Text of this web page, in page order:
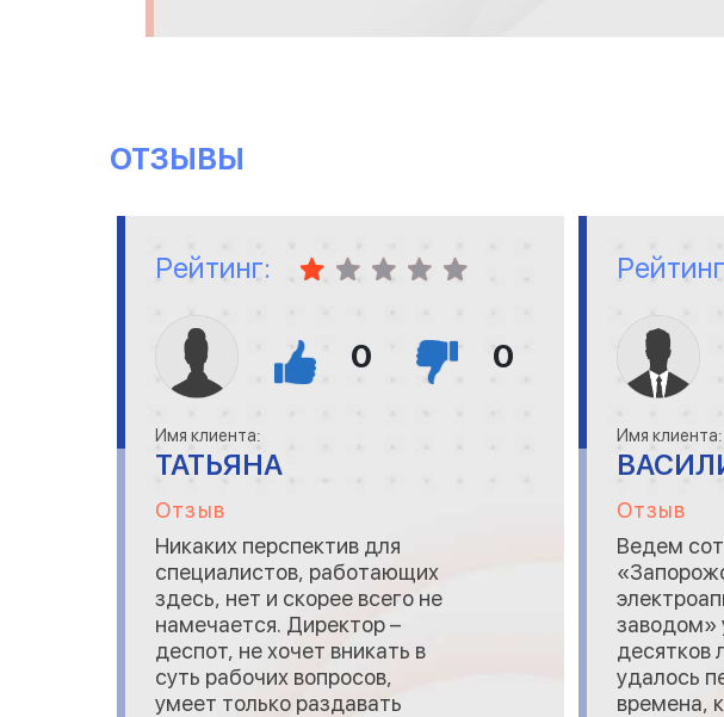
ОТЗЫВЫ
Рейтинг:
0 0
Имя клиента:
ТАТЬЯНА
Отзыв
Никаких перспектив для
специалистов, работающих
здесь, нет и скорее всего не
намечается. Директор –
деспот, не хочет вникать в
суть рабочих вопросов,
умеет только раздавать
Имя клиента:
Отзыв
Ведем
заводом»
десятков
удалось
времена,